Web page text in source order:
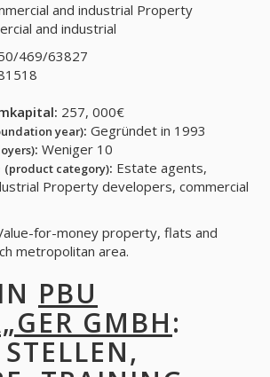
and industrial Property
and industrial
469/63827
257, 000€
year): Gegründet in 1993
: Weniger 10
(product category): Estate agents,
Property developers, commercial
for-money property, flats and
metropolitan area.
PBU
GMBH: